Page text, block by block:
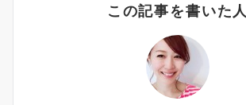
この記事を書いた人